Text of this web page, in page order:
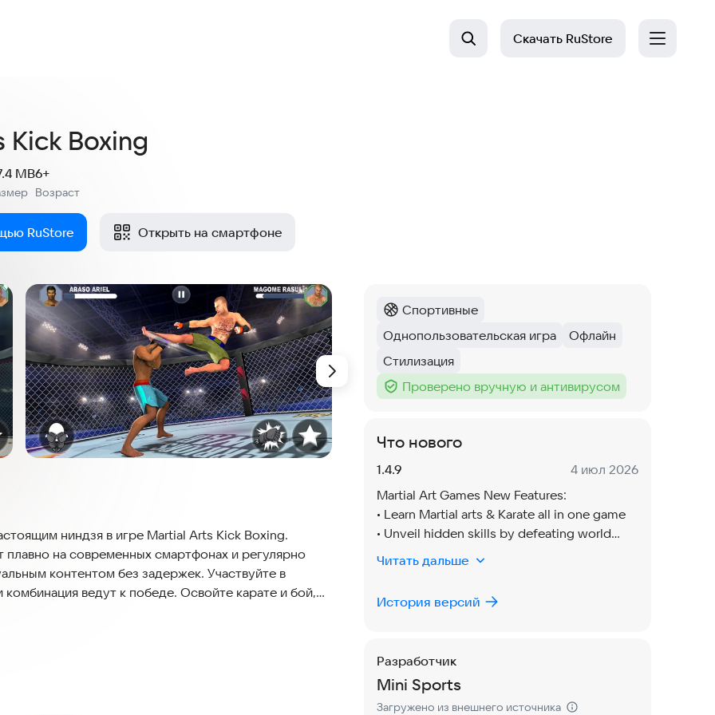
Скачать RuStore
Boxing
MB
Возраст
6+
RuStore Открыть на смартфоне
ниндзя в игре Martial Arts Kick Boxing.
на современных смартфонах и регулярно
контентом без задержек. Участвуйте в
ведут к победе. Освойте карате и бой,
Независимо от того, выполняете ли вы
каждый бой проверит ваши навыки и подтолкнёт к
Категория:
Спортивные
Тег:
Однопользовательская игра
Тег:
Офлайн
Тег:
Стилизация
Тег :
Проверено вручную и антивирусом
Что нового
Версия:
1.4.9 Дата:
4 июл 2026
Martial Art Games New Features:
• Learn Martial arts & Karate all in one game
• Unveil hidden skills by defeating world
champions
• Improvements in gameplay & animations
customizations
Читать дальше
История версий
Разработчик
Mini Sports
Загружено из внешнего источника